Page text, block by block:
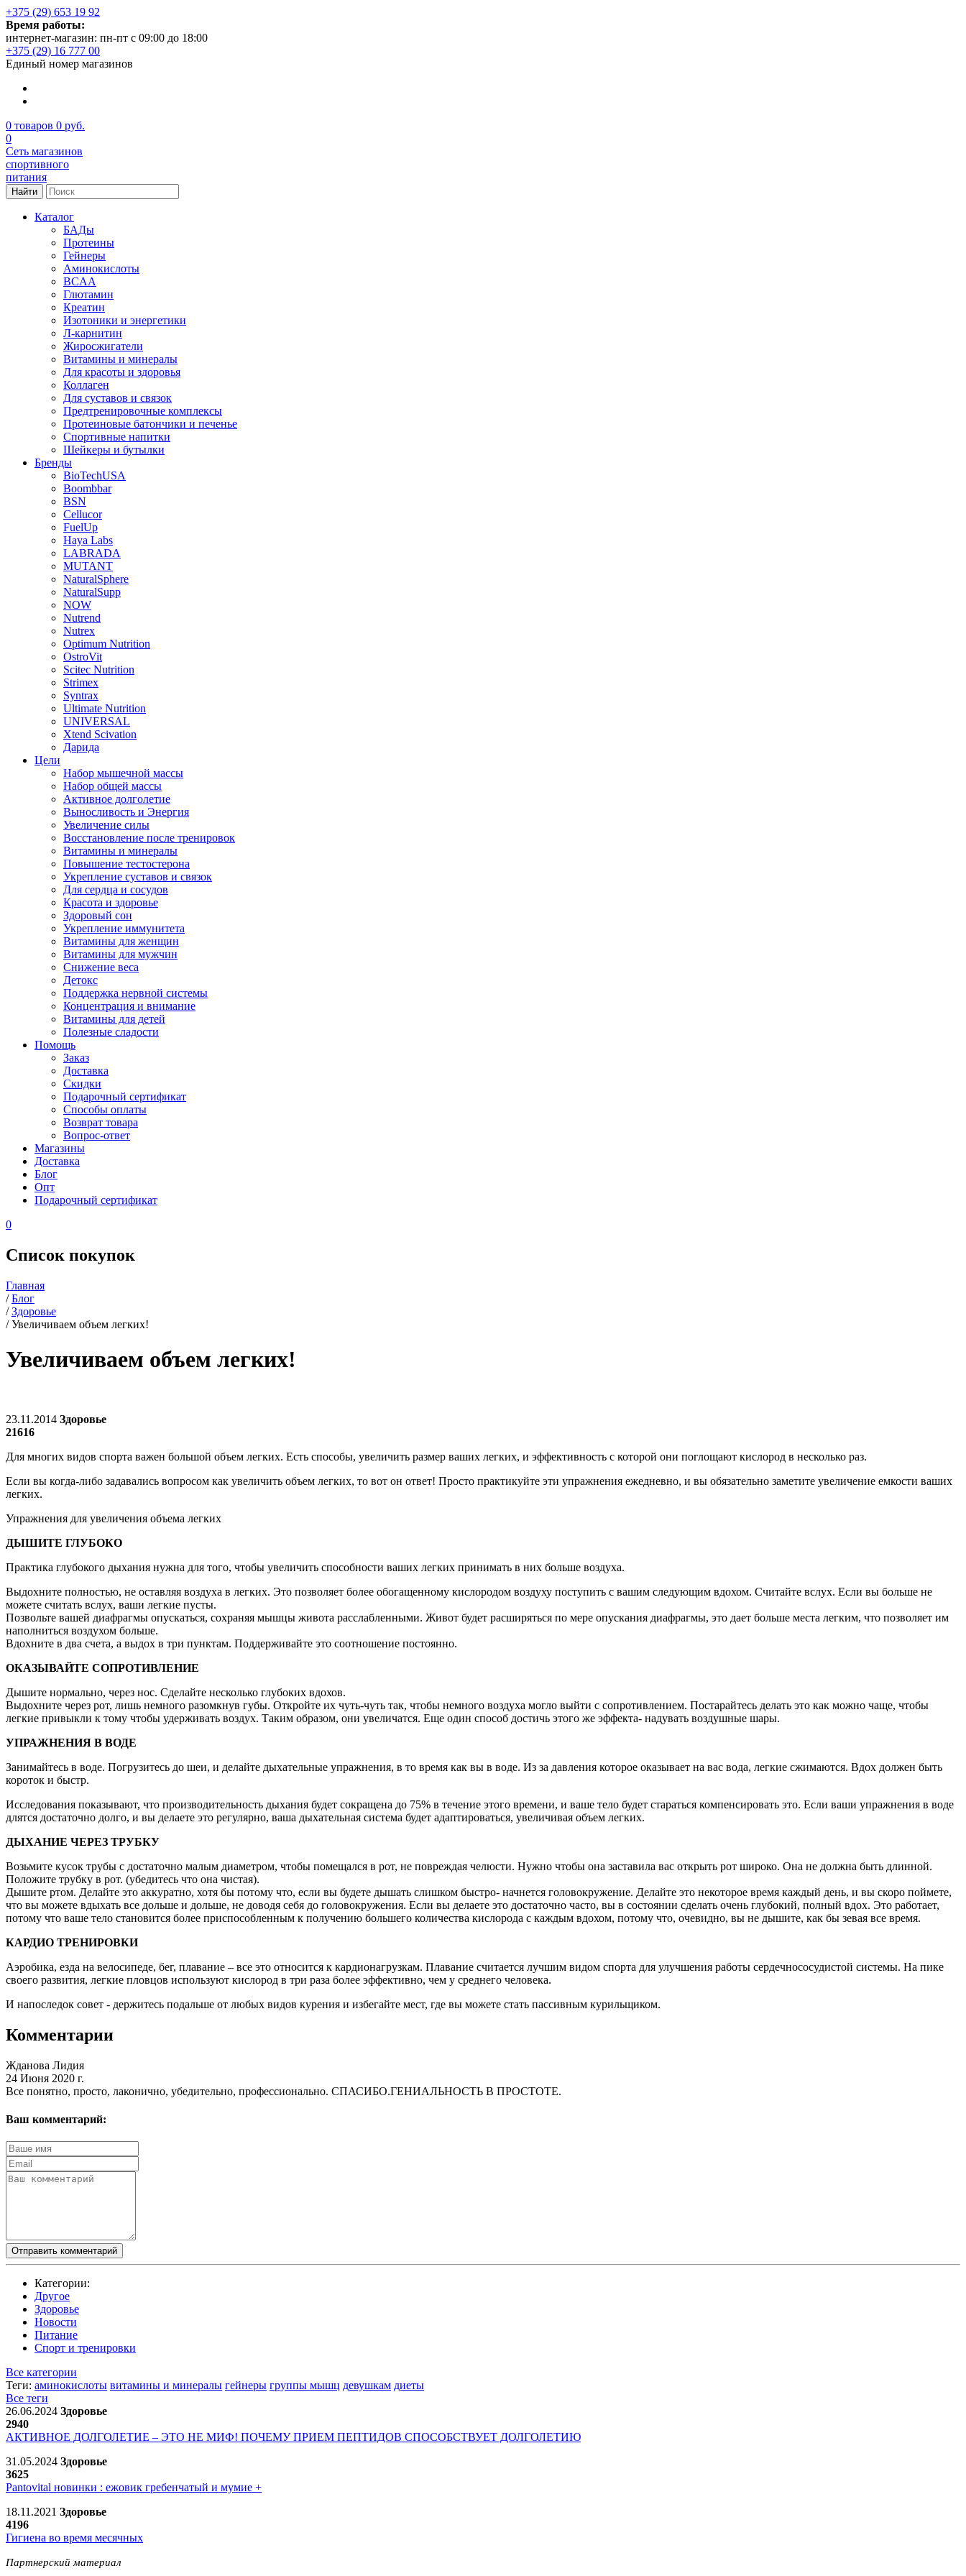
+375 (29) 653 19 92
Время работы:
интернет-магазин: пн-пт с 09:00 до 18:00
+375 (29) 16 777 00
Единый номер магазинов
0 товаров 0 руб.
0
Сеть магазинов
спортивного
питания
Найти
Каталог
БАДы
Протеины
Гейнеры
Аминокислоты
BCAA
Глютамин
Креатин
Изотоники и энергетики
Л-карнитин
Жиросжигатели
Витамины и минералы
Для красоты и здоровья
Коллаген
Для суставов и связок
Предтренировочные комплексы
Протеиновые батончики и печенье
Спортивные напитки
Шейкеры и бутылки
Бренды
BioTechUSA
Boombbar
BSN
Cellucor
FuelUp
Haya Labs
LABRADA
MUTANT
NaturalSphere
NaturalSupp
NOW
Nutrend
Nutrex
Optimum Nutrition
OstroVit
Scitec Nutrition
Strimex
Syntrax
Ultimate Nutrition
UNIVERSAL
Xtend Scivation
Дарида
Цели
Набор мышечной массы
Набор общей массы
Активное долголетие
Выносливость и Энергия
Увеличение силы
Восстановление после тренировок
Витамины и минералы
Повышение тестостерона
Укрепление суставов и связок
Для сердца и сосудов
Красота и здоровье
Здоровый сон
Укрепление иммунитета
Витамины для женщин
Витамины для мужчин
Снижение веса
Детокс
Поддержка нервной системы
Концентрация и внимание
Витамины для детей
Полезные сладости
Помощь
Заказ
Доставка
Скидки
Подарочный сертификат
Способы оплаты
Возврат товара
Вопрос-ответ
Магазины
Доставка
Блог
Опт
Подарочный сертификат
0
Список покупок
Главная
/ Блог
/ Здоровье
/ Увеличиваем объем легких!
Увеличиваем объем легких!
23.11.2014 Здоровье
21616
Для многих видов спорта важен большой объем легких. Есть способы, увеличить размер ваших легких, и эффективность с которой они поглощают кислород в несколько раз.
Если вы когда-либо задавались вопросом как увеличить объем легких, то вот он ответ! Просто практикуйте эти упражнения ежедневно, и вы обязательно заметите увеличение емкости ваших
легких.
Упражнения для увеличения объема легких
ДЫШИТЕ ГЛУБОКО
Практика глубокого дыхания нужна для того, чтобы увеличить способности ваших легких принимать в них больше воздуха.
Выдохните полностью, не оставляя воздуха в легких. Это позволяет более обогащенному кислородом воздуху поступить с вашим следующим вдохом. Считайте вслух. Если вы больше не
можете считать вслух, ваши легкие пусты.
Позвольте вашей диафрагмы опускаться, сохраняя мышцы живота расслабленными. Живот будет расширяться по мере опускания диафрагмы, это дает больше места легким, что позволяет им
наполниться воздухом больше.
Вдохните в два счета, а выдох в три пунктам. Поддерживайте это соотношение постоянно.
ОКАЗЫВАЙТЕ СОПРОТИВЛЕНИЕ
Дышите нормально, через нос. Сделайте несколько глубоких вдохов.
Выдохните через рот, лишь немного разомкнув губы. Откройте их чуть-чуть так, чтобы немного воздуха могло выйти с сопротивлением. Постарайтесь делать это как можно чаще, чтобы
легкие привыкли к тому чтобы удерживать воздух. Таким образом, они увеличатся. Еще один способ достичь этого же эффекта- надувать воздушные шары.
УПРАЖНЕНИЯ В ВОДЕ
Занимайтесь в воде. Погрузитесь до шеи, и делайте дыхательные упражнения, в то время как вы в воде. Из за давления которое оказывает на вас вода, легкие сжимаются. Вдох должен быть
короток и быстр.
Исследования показывают, что производительность дыхания будет сокращена до 75% в течение этого времени, и ваше тело будет стараться компенсировать это. Если ваши упражнения в воде
длятся достаточно долго, и вы делаете это регулярно, ваша дыхательная система будет адаптироваться, увеличивая объем легких.
ДЫХАНИЕ ЧЕРЕЗ ТРУБКУ
Возьмите кусок трубы с достаточно малым диаметром, чтобы помещался в рот, не повреждая челюсти. Нужно чтобы она заставила вас открыть рот широко. Она не должна быть длинной.
Положите трубку в рот. (убедитесь что она чистая).
Дышите ртом. Делайте это аккуратно, хотя бы потому что, если вы будете дышать слишком быстро- начнется головокружение. Делайте это некоторое время каждый день, и вы скоро поймете,
что вы можете вдыхать все дольше и дольше, не доводя себя до головокружения. Если вы делаете это достаточно часто, вы в состоянии сделать очень глубокий, полный вдох. Это работает,
потому что ваше тело становится более приспособленным к получению большего количества кислорода с каждым вдохом, потому что, очевидно, вы не дышите, как бы зевая все время.
КАРДИО ТРЕНИРОВКИ
Аэробика, езда на велосипеде, бег, плавание – все это относится к кардионагрузкам. Плавание считается лучшим видом спорта для улучшения работы сердечнососудистой системы. На пике
своего развития, легкие пловцов используют кислород в три раза более эффективно, чем у среднего человека.
И напоследок совет - держитесь подальше от любых видов курения и избегайте мест, где вы можете стать пассивным курильщиком.
Комментарии
Жданова Лидия
24 Июня 2020 г.
Все понятно, просто, лаконично, убедительно, профессионально. СПАСИБО.ГЕНИАЛЬНОСТЬ В ПРОСТОТЕ.
Ваш комментарий:
Отправить комментарий
Категории:
Другое
Здоровье
Новости
Питание
Спорт и тренировки
Все категории
Теги: аминокислоты витамины и минералы гейнеры группы мышц девушкам диеты
Все теги
26.06.2024 Здоровье
2940
АКТИВНОЕ ДОЛГОЛЕТИЕ – ЭТО НЕ МИФ! ПОЧЕМУ ПРИЕМ ПЕПТИДОВ СПОСОБСТВУЕТ ДОЛГОЛЕТИЮ
31.05.2024 Здоровье
3625
Pantovital новинки : ежовик гребенчатый и мумие +
18.11.2021 Здоровье
4196
Гигиена во время месячных
Партнерский материал